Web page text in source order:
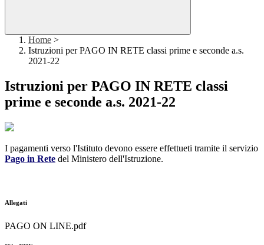
Home >
Istruzioni per PAGO IN RETE classi prime e seconde a.s.
2021-22
Istruzioni per PAGO IN RETE classi
prime e seconde a.s. 2021-22
I pagamenti verso l'Istituto devono essere effettueti tramite il servizio
Pago in Rete del Ministero dell'Istruzione.
Allegati
PAGO ON LINE.pdf